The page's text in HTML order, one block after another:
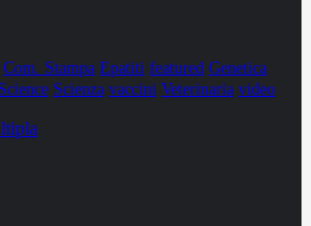
Com. Stampa Epatiti featured Genetica
Science Scienza vaccini Veterinaria video